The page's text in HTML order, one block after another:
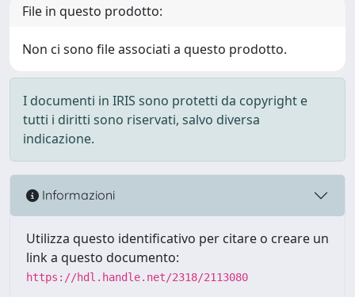
File in questo prodotto:
Non ci sono file associati a questo prodotto.
I documenti in IRIS sono protetti da copyright e
tutti i diritti sono riservati, salvo diversa
indicazione.
Informazioni
Utilizza questo identificativo per citare o creare un
link a questo documento:
https://hdl.handle.net/2318/2113080